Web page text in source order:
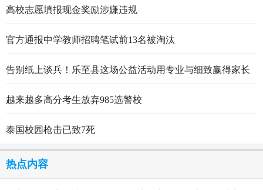
高校志愿填报现金奖励涉嫌违规
官方通报中学教师招聘笔试前13名被淘汰
告别纸上谈兵！乐至县这场公益活动用专业与细致赢得家长
越来越多高分考生放弃985选警校
泰国校园枪击已致7死
热点内容